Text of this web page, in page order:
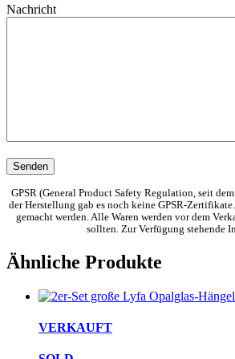
Nachricht
GPSR (General Product Safety Regulation, seit
der Herstellung gab es noch keine GPSR-
gemacht werden. Alle Waren werden vor dem
sollten. Zur Verfügung stehende
Ähnliche Produkte
VERKAUFT